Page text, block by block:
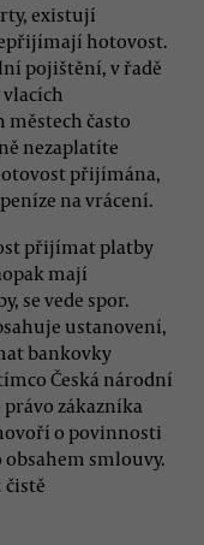
existují
hotovost.
pojištění, v řadě
městech často
nezaplatíte
přijímána,
na vrácení.
přijímat platby
mají
se vede spor.
ustanovení,
bankovky
Česká národní
zákazníka
o povinnosti
smlouvy.
čistě